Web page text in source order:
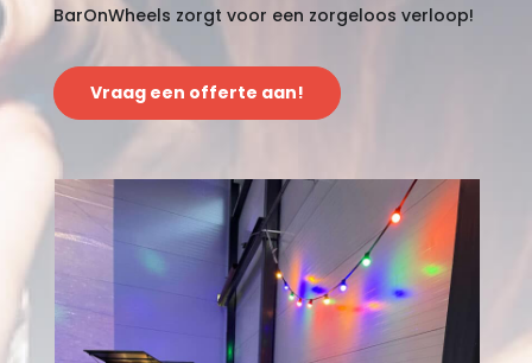
BarOnWheels zorgt voor een zorgeloos verloop!
Vraag een offerte aan!